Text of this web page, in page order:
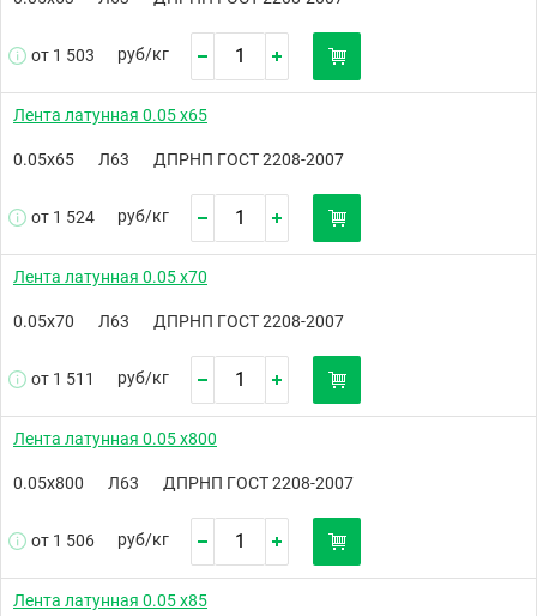
от 1 503 руб/кг
Лента латунная 0.05 х65
0.05х65 Л63 ДПРНП ГОСТ 2208-2007
от 1 524 руб/кг
Лента латунная 0.05 х70
0.05х70 Л63 ДПРНП ГОСТ 2208-2007
от 1 511 руб/кг
Лента латунная 0.05 х800
0.05х800 Л63 ДПРНП ГОСТ 2208-2007
от 1 506 руб/кг
Лента латунная 0.05 х85